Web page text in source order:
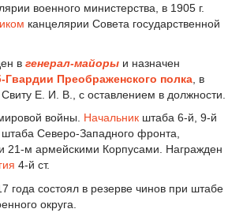
военного министерства, в 1905 г.
канцелярии Совета государственной
в генерал-майоры и назначен
Гвардии Преображенского полка , в
Свиту Е. И. В., с оставлением в должности.
войны. Начальник штаба 6-й, 9-й
штаба Северо-Западного фронта,
21-м армейскими Корпусами. Награжден
4-й ст.
года состоял в резерве чинов при штабе
округа.